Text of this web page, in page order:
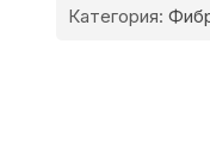
Категория: